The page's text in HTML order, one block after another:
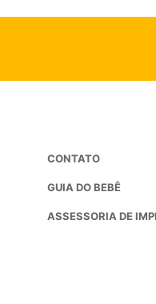
CONTATO
GUIA DO BEBÊ
ASSESSORIA DE